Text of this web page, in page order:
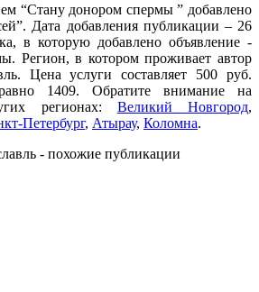
“Стану донором спермы ” добавлено
Дата добавления публикации – 26
в которую добавлено объявление -
Регион, в котором проживает автор
Цена услуги составляет 500 руб.
1409. Обратите внимание на
регионах: Великий Новгород,
Петербург, Атырау, Коломна.
- похожие публикации